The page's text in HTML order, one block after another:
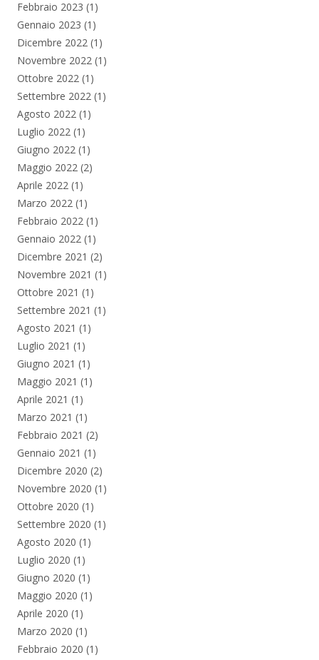
Febbraio 2023 (1)
Gennaio 2023 (1)
Dicembre 2022 (1)
Novembre 2022 (1)
Ottobre 2022 (1)
Settembre 2022 (1)
Agosto 2022 (1)
Luglio 2022 (1)
Giugno 2022 (1)
Maggio 2022 (2)
Aprile 2022 (1)
Marzo 2022 (1)
Febbraio 2022 (1)
Gennaio 2022 (1)
Dicembre 2021 (2)
Novembre 2021 (1)
Ottobre 2021 (1)
Settembre 2021 (1)
Agosto 2021 (1)
Luglio 2021 (1)
Giugno 2021 (1)
Maggio 2021 (1)
Aprile 2021 (1)
Marzo 2021 (1)
Febbraio 2021 (2)
Gennaio 2021 (1)
Dicembre 2020 (2)
Novembre 2020 (1)
Ottobre 2020 (1)
Settembre 2020 (1)
Agosto 2020 (1)
Luglio 2020 (1)
Giugno 2020 (1)
Maggio 2020 (1)
Aprile 2020 (1)
Marzo 2020 (1)
Febbraio 2020 (1)